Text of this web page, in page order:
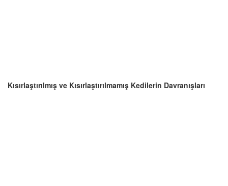
Kısırlaştırılmış ve Kısırlaştırılmamış Kedilerin Davranışları